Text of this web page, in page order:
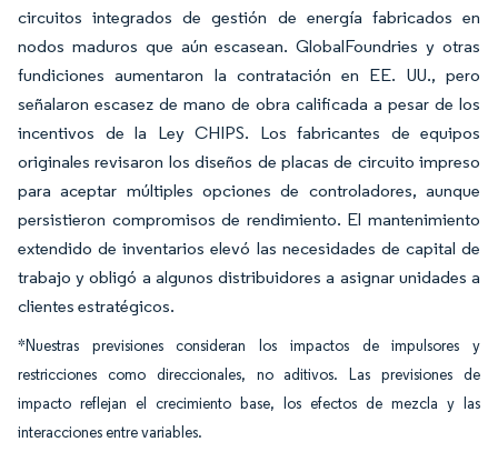
circuitos integrados de gestión de energía fabricados en
nodos maduros que aún escasean. GlobalFoundries y otras
fundiciones aumentaron la contratación en EE. UU., pero
señalaron escasez de mano de obra calificada a pesar de los
incentivos de la Ley CHIPS. Los fabricantes de equipos
originales revisaron los diseños de placas de circuito impreso
para aceptar múltiples opciones de controladores, aunque
persistieron compromisos de rendimiento. El mantenimiento
extendido de inventarios elevó las necesidades de capital de
trabajo y obligó a algunos distribuidores a asignar unidades a
clientes estratégicos.
*Nuestras previsiones consideran los impactos de impulsores y
restricciones como direccionales, no aditivos. Las previsiones de
impacto reflejan el crecimiento base, los efectos de mezcla y las
interacciones entre variables.